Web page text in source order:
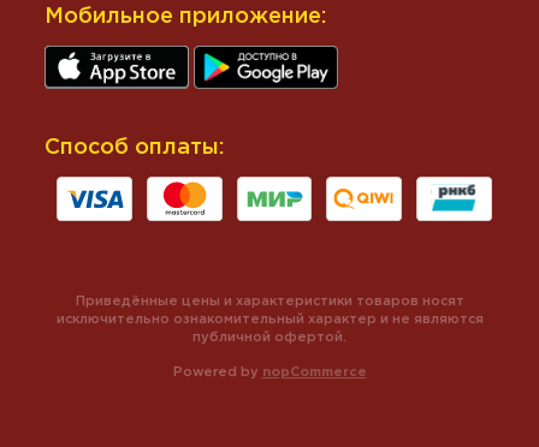
Мобильное приложение:
Способ оплаты:
Powered by nopCommerce
Приведённые цены и характеристики товаров носят
исключительно ознакомительный характер и не являются
публичной офертой.